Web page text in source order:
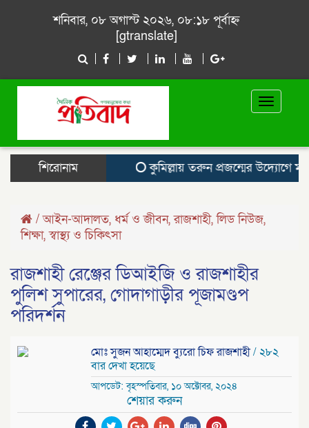
শনিবার, ০৮ অগাস্ট ২০২৬, ০৮:১৮ পূর্বাহ্ন
[gtranslate]
Toggle
শিরোনাম কুমিল্লায় তরুন প্রজন্মের উদ্যোগে
/আইন-আদালত, ধর্ম ও জীবন,রাজশাহী,লিড নিউজ,
শিক্ষা,স্বাস্থ্য ও চিকিৎসা
রাজশাহী রেঞ্জের ডিআইজি ও রাজশাহীর
পুলিশ সুপারের, গোদাগাড়ীর পূজামণ্ডপ
পরিদর্শন
মোঃ সুজন আহাম্মেদ ব্যুরো চিফ রাজশাহী/ ২৮২
বার দেখা হয়েছে
আপডেট: বৃহস্পতিবার, ১০ অক্টোবর, ২০২৪
শেয়ার করুন